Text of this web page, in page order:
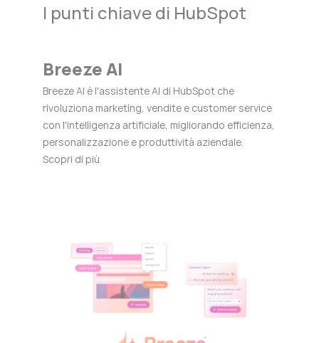
I punti chiave di HubSpot
Breeze AI
Breeze AI è l'assistente AI di HubSpot che
rivoluziona marketing, vendite e customer service
con l'intelligenza artificiale, migliorando efficienza,
personalizzazione e produttività aziendale.
Scopri di più